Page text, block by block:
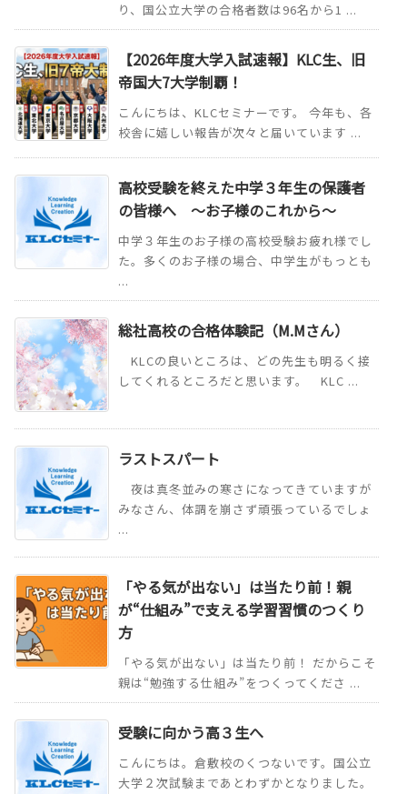
り、国公立大学の合格者数は96名から1 ...
【2026年度大学入試速報】KLC生、旧
帝国大7大学制覇！
こんにちは、KLCセミナーです。 今年も、各
校舎に嬉しい報告が次々と届いています ...
高校受験を終えた中学３年生の保護者
の皆様へ ～お子様のこれから～
中学３年生のお子様の高校受験お疲れ様でし
た。多くのお子様の場合、中学生がもっとも
...
総社高校の合格体験記（M.Mさん）
KLCの良いところは、どの先生も明るく接
してくれるところだと思います。 KLC ...
ラストスパート
夜は真冬並みの寒さになってきていますが
みなさん、体調を崩さず頑張っているでしょ
...
「やる気が出ない」は当たり前！親
が“仕組み”で支える学習習慣のつくり
方
「やる気が出ない」は当たり前！ だからこそ
親は“勉強する仕組み”をつくってくださ ...
受験に向かう高３生へ
こんにちは。倉敷校のくつないです。国公立
大学２次試験まであとわずかとなりました。